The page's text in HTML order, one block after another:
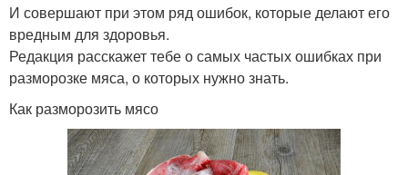
И совершают при этом ряд ошибок, которые делают его
вредным для здоровья.
Редакция расскажет тебе о самых частых ошибках при
разморозке мяса, о которых нужно знать.
Как разморозить мясо